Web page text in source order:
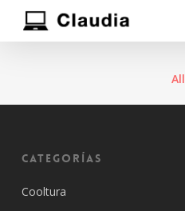
All
Categorías
Cooltura